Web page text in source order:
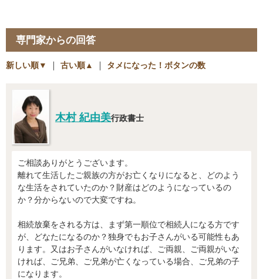
専門家からの回答
新しい順▼ ｜ 古い順▲ ｜ タメになった！ボタンの数
木村 紀由美行政書士
ご相談ありがとうございます。
離れて生活したご親族の方がお亡くなりになると、どのよう
な生活をされていたのか？財産はどのようになっているの
か？分からないので大変ですね。
相続放棄をされる方は、まず第一順位で相続人になる方です
が、どなたになるのか？独身でもお子さんがいる可能性もあ
ります。又はお子さんがいなければ、ご両親、ご両親がいな
ければ、ご兄弟、ご兄弟が亡くなっている場合、ご兄弟の子
になります。